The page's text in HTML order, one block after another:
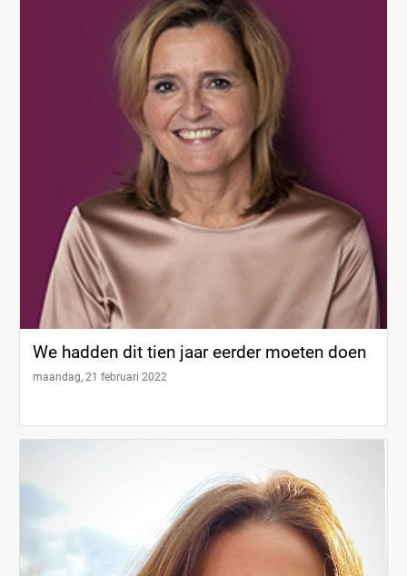
We hadden dit tien jaar eerder moeten doen
maandag, 21 februari 2022